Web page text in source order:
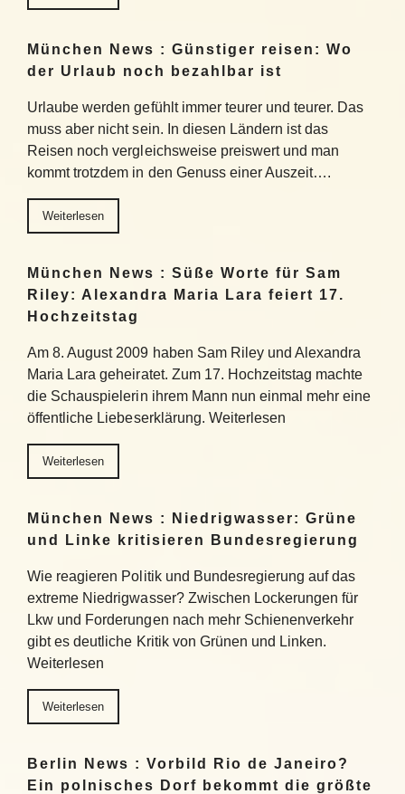
München News : Günstiger reisen: Wo
der Urlaub noch bezahlbar ist
Urlaube werden gefühlt immer teurer und teurer. Das
muss aber nicht sein. In diesen Ländern ist das
Reisen noch vergleichsweise preiswert und man
kommt trotzdem in den Genuss einer Auszeit….
Weiterlesen
München News : Süße Worte für Sam
Riley: Alexandra Maria Lara feiert 17.
Hochzeitstag
Am 8. August 2009 haben Sam Riley und Alexandra
Maria Lara geheiratet. Zum 17. Hochzeitstag machte
die Schauspielerin ihrem Mann nun einmal mehr eine
öffentliche Liebeserklärung. Weiterlesen
Weiterlesen
München News : Niedrigwasser: Grüne
und Linke kritisieren Bundesregierung
Wie reagieren Politik und Bundesregierung auf das
extreme Niedrigwasser? Zwischen Lockerungen für
Lkw und Forderungen nach mehr Schienenverkehr
gibt es deutliche Kritik von Grünen und Linken.
Weiterlesen
Weiterlesen
Berlin News : Vorbild Rio de Janeiro?
Ein polnisches Dorf bekommt die größte